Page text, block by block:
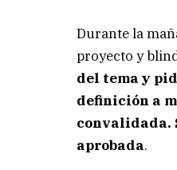
Durante la
proyecto y
del tema y
definición a
convalidada.
aprobada.